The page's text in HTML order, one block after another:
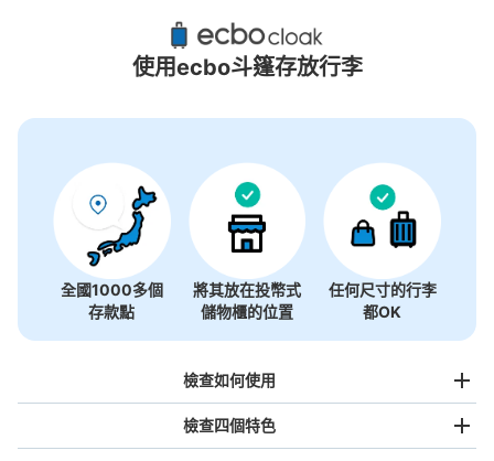
駒込站附近推薦的寄物櫃
3個投幣式置物櫃
使用ecbo斗篷存放行李
全國1000多個
存款點
將其放在投幣式
儲物櫃的位置
任何尺寸的行李
都OK
檢查如何使用
檢查四個特色